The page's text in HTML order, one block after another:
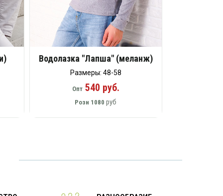
Водолазка "Лапша" (меланж)
Размеры: 48-58
Опт540 руб.
Розн 1080 руб